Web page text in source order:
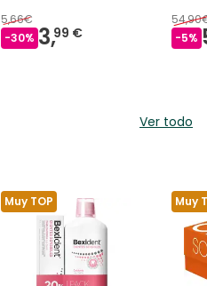
15 ml
5,66€
-30% 3,99 €
-5%
Ver todo
Muy TOP Muy